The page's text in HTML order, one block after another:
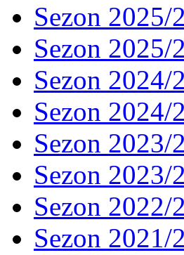
Sezon 2025/
Sezon 2025/
Sezon 2024/
Sezon 2024/
Sezon 2023/
Sezon 2023/
Sezon 2022/
Sezon 2021/